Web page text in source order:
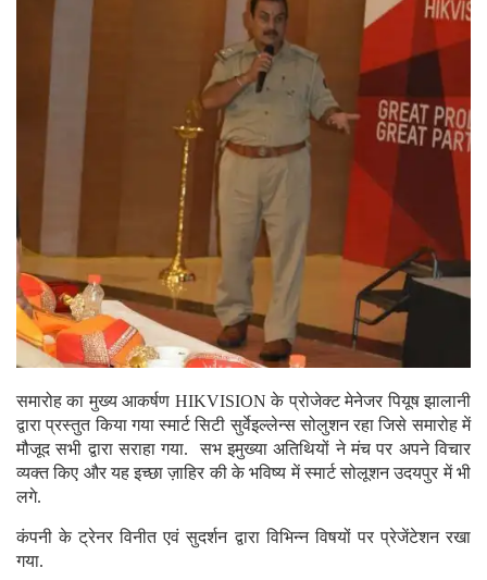
समारोह का मुख्य आकर्षण HIKVISION के प्रोजेक्ट मेनेजर पियूष झालानी
द्वारा प्रस्तुत किया गया स्मार्ट सिटी सुर्वेइल्लेन्स सोलुशन रहा जिसे समारोह में
मौजूद सभी द्वारा सराहा गया. सभ इमुख्या अतिथियों ने मंच पर अपने विचार
व्यक्त किए और यह इच्छा ज़ाहिर की के भविष्य में स्मार्ट सोलूशन उदयपुर में भी
लगे.
कंपनी के ट्रेनर विनीत एवं सुदर्शन द्वारा विभिन्न विषयों पर प्रेजेंटेशन रखा
गया.